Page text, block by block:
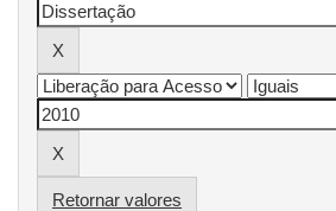
Retornar valores